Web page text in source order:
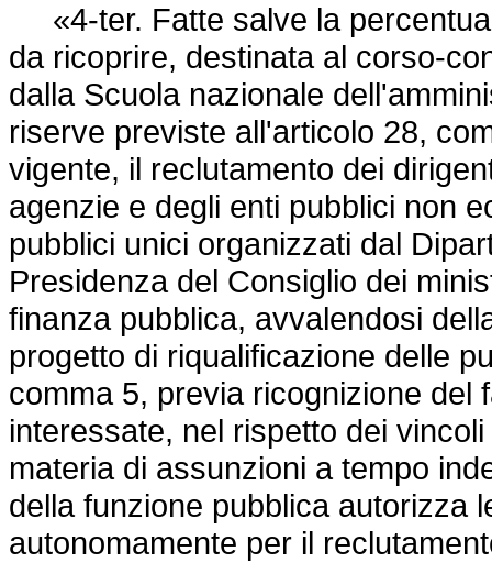
«4-ter. Fatte salve la
da ricoprire, destinata al corso-
dalla Scuola nazionale
riserve previste all'articolo 28,
vigente, il reclutamento dei
agenzie e degli enti pubblici non
pubblici unici organizzati dal
Presidenza del Consiglio dei
finanza pubblica, avvalendosi
progetto di riqualificazione delle
comma 5, previa ricognizione del
interessate, nel rispetto dei
materia di assunzioni a tempo
della funzione pubblica autorizza
autonomamente per il